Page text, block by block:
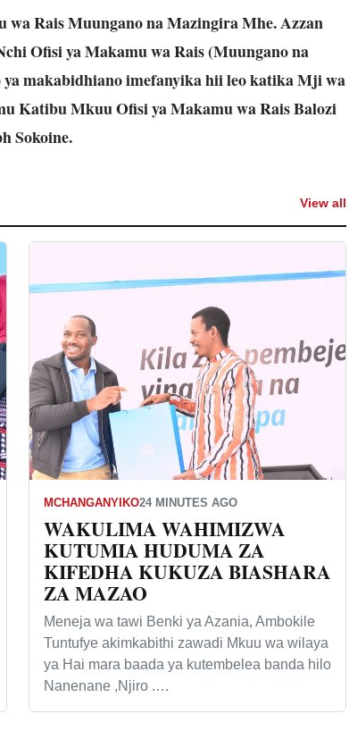
Rais Muungano na Mazingira Mhe. Azzan
Ofisi ya Makamu wa Rais (Muungano na
makabidhiano imefanyika hii leo katika Mji wa
Katibu Mkuu Ofisi ya Makamu wa Rais Balozi
Sokoine.
View all
MCHANGANYIKO24 MINUTES AGO
WAKULIMA WAHIMIZWA
KUTUMIA HUDUMA ZA
KIFEDHA KUKUZA BIASHARA
ZA MAZAO
Meneja wa tawi Benki ya Azania, Ambokile
Tuntufye akimkabithi zawadi Mkuu wa wilaya
ya Hai mara baada ya kutembelea banda hilo
Nanenane ,Njiro .…